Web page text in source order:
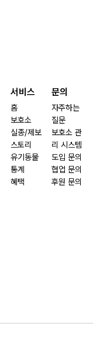
서비스
홈
보호소
실종/제보
스토리
유기동물
통계
혜택
문의
자주하는
질문
보호소 관
리 시스템
도입 문의
협업 문의
후원 문의